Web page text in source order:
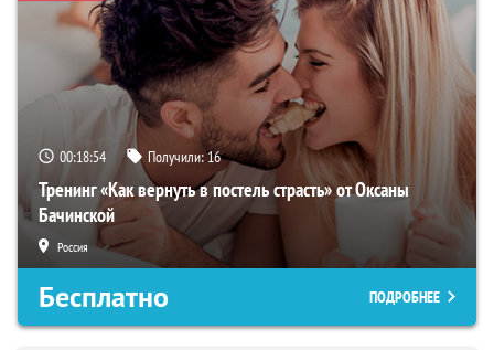
00:18:54 Получили:16
Тренинг «Как вернуть в постель страсть» от Оксаны
Бачинской
Россия
Бесплатно ПОДРОБНЕЕ